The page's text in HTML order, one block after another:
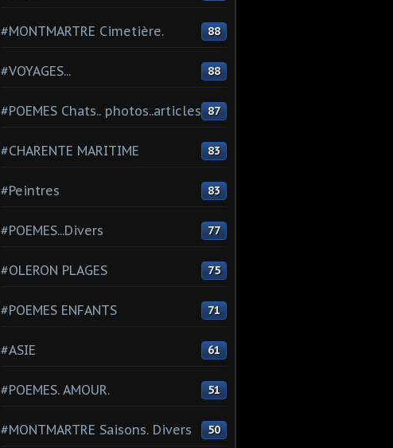
#MONTMARTRE Cimetière. 88
#VOYAGES... 88
#POEMES Chats.. photos..articles 87
#CHARENTE MARITIME 83
#Peintres 83
#POEMES...Divers 77
#OLERON PLAGES 75
#POEMES ENFANTS 71
#ASIE 61
#POEMES. AMOUR. 51
#MONTMARTRE Saisons. Divers 50